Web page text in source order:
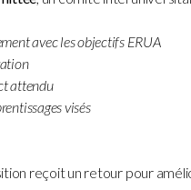
avec les objectifs ERUA
attendu
visés
reçoit un retour pour